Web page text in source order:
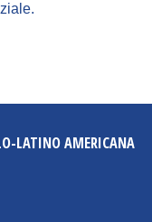
LATINO AMERICANA